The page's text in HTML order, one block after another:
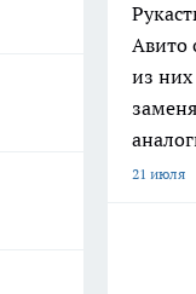
Авито
из
21 июля